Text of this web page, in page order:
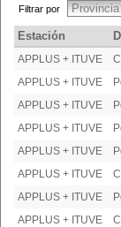
Filtrar por
Estación
APPLUS + ITUVE
APPLUS + ITUVE
APPLUS + ITUVE
APPLUS + ITUVE
APPLUS + ITUVE
APPLUS + ITUVE
APPLUS + ITUVE
APPLUS + ITUVE